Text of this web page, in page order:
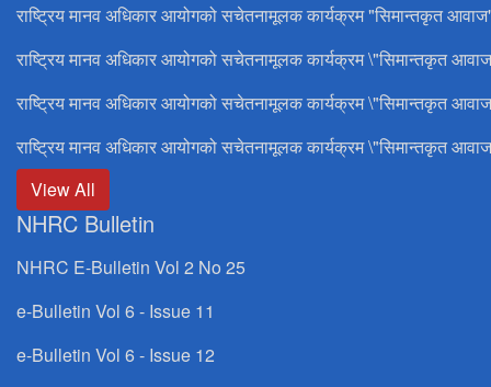
राष्ट्रिय मानव अधिकार आयोगको सचेतनामूलक कार्यक्रम "सिमान्तकृत
राष्ट्रिय मानव अधिकार आयोगको सचेतनामूलक कार्यक्रम \"सिमान्तकृत
राष्ट्रिय मानव अधिकार आयोगको सचेतनामूलक कार्यक्रम \"सिमान्तकृत
राष्ट्रिय मानव अधिकार आयोगको सचेतनामूलक कार्यक्रम \"सिमान्तकृत
View All
NHRC Bulletin
NHRC E-Bulletin Vol 2 No 25
e-Bulletin Vol 6 - Issue 11
e-Bulletin Vol 6 - Issue 12